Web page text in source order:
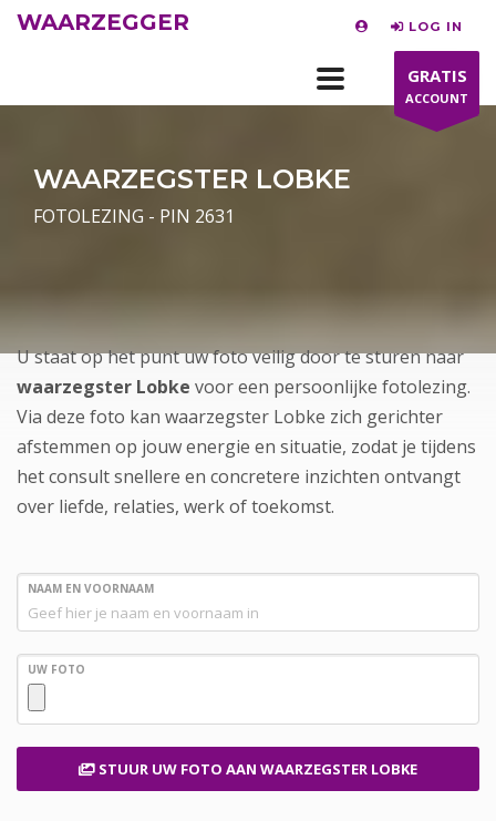
WAARZEGGER LOG IN
GRATIS
ACCOUNT
WAARZEGSTER LOBKE
FOTOLEZING - PIN 2631
U staat op het punt uw foto veilig door te sturen naar
waarzegster Lobke voor een persoonlijke fotolezing.
Via deze foto kan waarzegster Lobke zich gerichter
afstemmen op jouw energie en situatie, zodat je tijdens
het consult snellere en concretere inzichten ontvangt
over liefde, relaties, werk of toekomst.
NAAM EN VOORNAAM
UW FOTO
STUUR UW FOTO AAN WAARZEGSTER LOBKE